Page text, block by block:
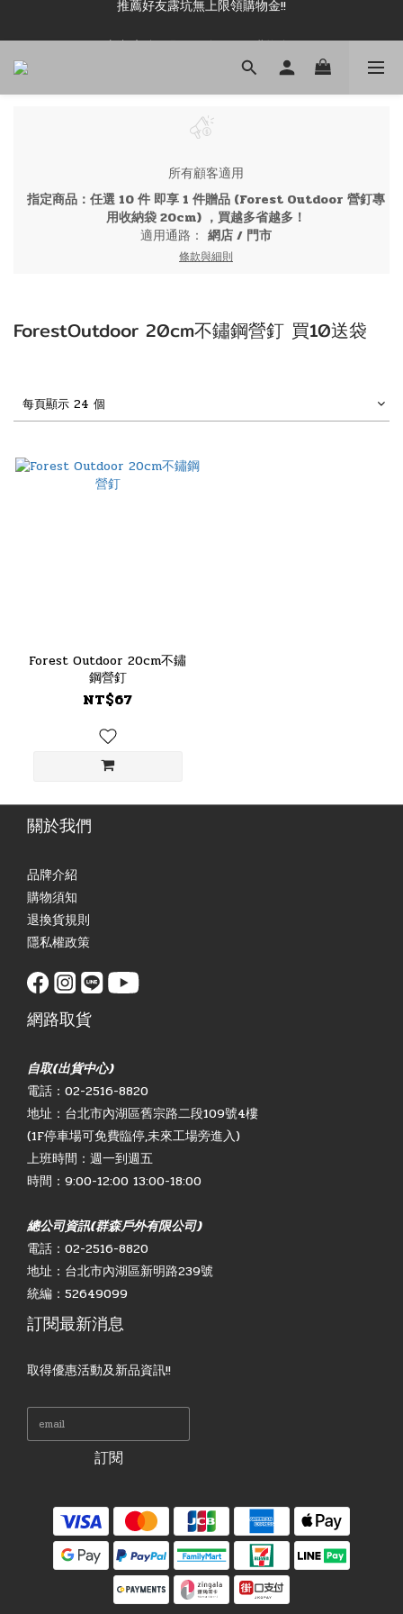
新加入會員即可現領 50元購物金!!
所有顧客適用
指定商品：任選 10 件 即享 1 件贈品 (Forest Outdoor 營釘專
用收納袋 20cm) ，買越多省越多！
適用通路： 網店/ 門市
條款與細則
ForestOutdoor 20cm不鏽鋼營釘 買10送袋
每頁顯示 24 個
Forest Outdoor 20cm不鏽
鋼營釘
NT$67
關於我們
品牌介紹
購物須知
退換貨規則
隱私權政策
網路取貨
自取(出貨中心)
電話：02-2516-8820
地址：台北市內湖區舊宗路二段109號4樓
(1F停車場可免費臨停,未來工場旁進入)
上班時間：週一到週五
時間：9:00-12:00 13:00-18:00
總公司資訊(群森戶外有限公司)
電話：02-2516-8820
地址：台北市內湖區新明路239號
統編：52649099
訂閱最新消息
取得優惠活動及新品資訊!!
訂閱